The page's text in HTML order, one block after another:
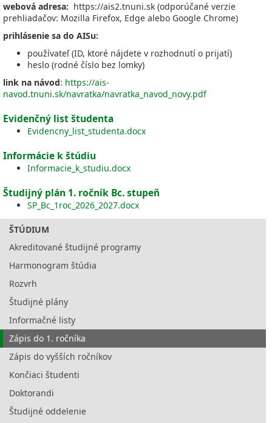
webová adresa: https://ais2.tnuni.sk (odporúčané verzie
prehliadačov: Mozilla Firefox, Edge alebo Google Chrome)
prihlásenie sa do AISu:
používateľ (ID, ktoré nájdete v rozhodnutí o prijatí)
heslo (rodné číslo bez lomky)
link na návod: https://ais-
navod.tnuni.sk/navratka/navratka_navod_novy.pdf
Evidenčný list študenta
Evidencny_list_studenta.docx
Informácie k štúdiu
Informacie_k_studiu.docx
Študijný plán 1. ročník Bc. stupeň
SP_Bc_1roc_2026_2027.docx
ŠTÚDIUM
Akreditované študijné programy
Harmonogram štúdia
Rozvrh
Študijné plány
Informačné listy
Zápis do 1. ročníka
Zápis do vyšších ročníkov
Končiaci študenti
Doktorandi
Študijné oddelenie